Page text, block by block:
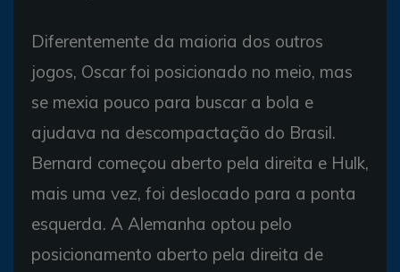
Diferentemente da maioria dos outros
jogos, Oscar foi posicionado no meio, mas
se mexia pouco para buscar a bola e
ajudava na descompactação do Brasil.
Bernard começou aberto pela direita e Hulk,
mais uma vez, foi deslocado para a ponta
esquerda. A Alemanha optou pelo
posicionamento aberto pela direita de